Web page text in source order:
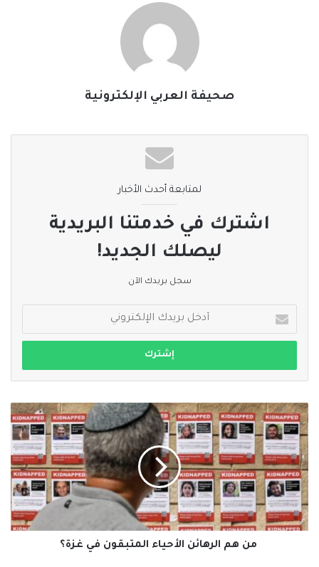
صحيفة العربي الإلكترونية
لمتابعة أحدث الأخبار
اشترك في خدمتنا البريدية
ليصلك الجديد!
سجل بريدك الآن
بريدك
الإلكتروني
من
هم
الرهائن
الأحياء
المتبقون
في
غزة؟
من هم الرهائن الأحياء المتبقون في غزة؟